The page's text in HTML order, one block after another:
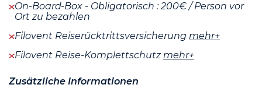
On-Board-Box - Obligatorisch : 200€ / Person vor
Ort zu bezahlen
Filovent Reiserücktrittsversicherung mehr+
Filovent Reise-Komplettschutzmehr+
Zusätzliche Informationen